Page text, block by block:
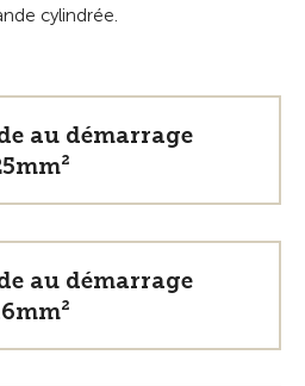
cylindrée.
au démarrage
au démarrage